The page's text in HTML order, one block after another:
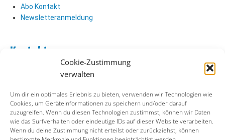
Cookie-Zustimmung
verwalten
Um dir ein optimales Erlebnis zu bieten, verwenden wir Technologien wie
Cookies, um Geräteinformationen zu speichern und/oder darauf
zuzugreifen. Wenn du diesen Technologien zustimmst, können wir Daten
wie das Surfverhalten oder eindeutige IDs auf dieser Website verarbeiten.
Wenn du deine Zustimmung nicht erteilst oder zurückziehst, können
Abo Kontakt
Newsletteranmeldung
Kontakt
Verlag Kontakt
Soziale Medien
Facebook